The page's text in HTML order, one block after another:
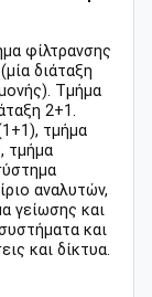
φίλτρανσης
διάταξη
Τμήμα
2+1.
τμήμα
τμήμα
αναλυτών,
γείωσης και
και
και δίκτυα.